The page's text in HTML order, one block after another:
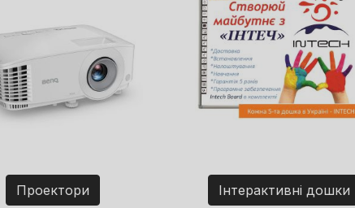
Проектори Інтерактивні дошки